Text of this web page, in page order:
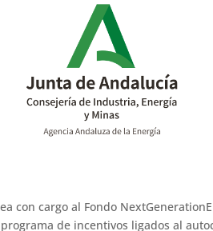
con cargo al Fondo
de incentivos ligados al